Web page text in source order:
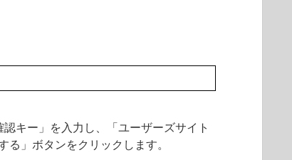
キー」を入力し、「ユーザーズサイト
」ボタンをクリックします。